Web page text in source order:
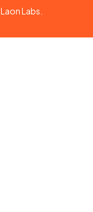
Laon Labs